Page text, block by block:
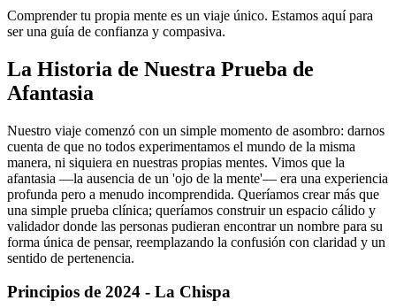
Comprender tu propia mente es un viaje único. Estamos aquí para
ser una guía de confianza y compasiva.
La Historia de Nuestra Prueba de
Afantasia
Nuestro viaje comenzó con un simple momento de asombro: darnos
cuenta de que no todos experimentamos el mundo de la misma
manera, ni siquiera en nuestras propias mentes. Vimos que la
afantasia —la ausencia de un 'ojo de la mente'— era una experiencia
profunda pero a menudo incomprendida. Queríamos crear más que
una simple prueba clínica; queríamos construir un espacio cálido y
validador donde las personas pudieran encontrar un nombre para su
forma única de pensar, reemplazando la confusión con claridad y un
sentido de pertenencia.
Principios de 2024 - La Chispa